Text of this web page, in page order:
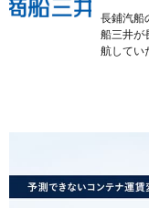
長鋪汽船
船三井が
航してい